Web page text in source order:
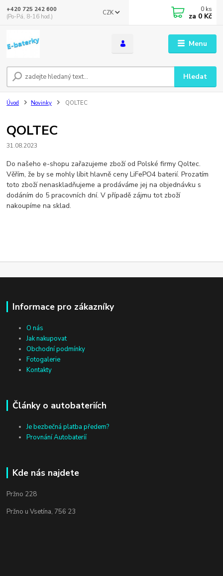
Menu
CZK
Hledat
+420 725 242 600
(Po-Pá, 8-16 hod.)
0 ks
za 0 Kč
Úvod Novinky QOLTEC
QOLTEC
31.08.2023
Do našeho e-shopu zařazujeme zboží od Polské firmy Qoltec.
Věřím, že by se mohly líbit hlavně ceny LiFePO4 baterií. Prozatím
toto zboží nenaskladňujeme a prodáváme jej na objednávku s
dodáním do 5 pracovních dní. V případě zájmu tot zboží
nakoupíme na sklad.
Informace pro zákazníky
O nás
Jak nakupovat
Obchodní podmínky
Fotogalerie
Kontakty
Články o autobateriích
Je bezbečná platba předem?
Provnání Autobateríí
Kde nás najdete
Pržno 228
Pržno u Vsetína, 756 23